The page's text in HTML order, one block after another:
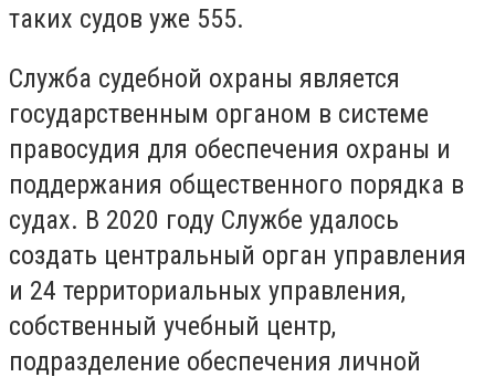
таких судов уже 555.
Служба судебной охраны является
государственным органом в системе
правосудия для обеспечения охраны и
поддержания общественного порядка в
судах. В 2020 году Службе удалось
создать центральный орган управления
и 24 территориальных управления,
собственный учебный центр,
подразделение обеспечения личной